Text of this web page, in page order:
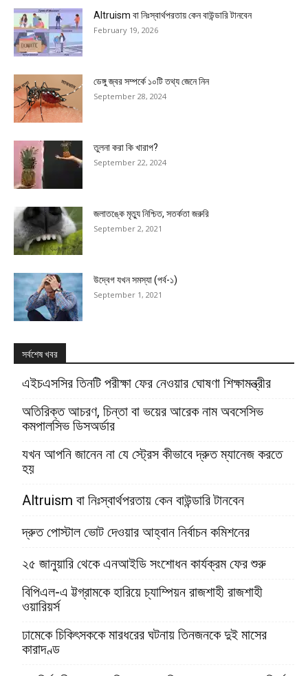
Altruism বা নিঃস্বার্থপরতায় কেন বাউন্ডারি টানবেন
February 19, 2026
ডেঙ্গু জ্বর সম্পর্কে ১০টি তথ্য জেনে নিন
September 28, 2024
তুলনা করা কি খারাপ?
September 22, 2024
জলাতঙ্কে মৃত্যু নিশ্চিত, সতর্কতা জরুরি
September 2, 2021
উদ্বেগ যখন সমস্যা (পর্ব-১)
September 1, 2021
সর্বশেষ খবর
এইচএসসির তিনটি পরীক্ষা ফের নেওয়ার ঘোষণা শিক্ষামন্ত্রীর
অতিরিক্ত আচরণ, চিন্তা বা ভয়ের আরেক নাম অবসেসিভ
কমপালসিভ ডিসঅর্ডার
যখন আপনি জানেন না যে স্ট্রেস কীভাবে দ্রুত ম্যানেজ করতে
হয়
Altruism বা নিঃস্বার্থপরতায় কেন বাউন্ডারি টানবেন
দ্রুত পোস্টাল ভোট দেওয়ার আহ্বান নির্বাচন কমিশনের
২৫ জানুয়ারি থেকে এনআইডি সংশোধন কার্যক্রম ফের শুরু
বিপিএল-এ ট্টগ্রামকে হারিয়ে চ্যাম্পিয়ন রাজশাহী রাজশাহী
ওয়ারিয়র্স
ঢামেকে চিকিৎসককে মারধরের ঘটনায় তিনজনকে দুই মাসের
কারাদণ্ড